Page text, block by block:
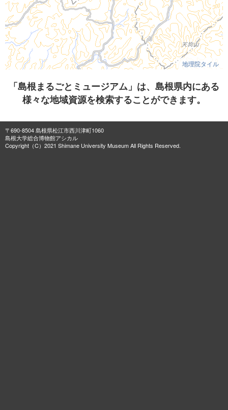
地理院タイル
「島根まるごとミュージアム」は、島根県内にある
様々な地域資源を検索することができます。
〒690-8504 島根県松江市西川津町1060
島根大学総合博物館アシカル
Copyright（C）2021 Shimane University Museum All Rights Reserved.